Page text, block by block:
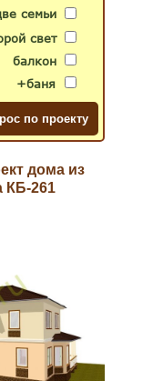
свет
семьи
балкон
+баня
дома из
КБ-261